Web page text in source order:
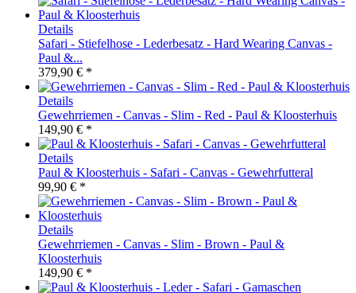
Details
Safari - Stiefelhose - Lederbesatz - Hard Wearing Canvas -
Paul &...
379,90 € *
Details
Gewehrriemen - Canvas - Slim - Red - Paul & Kloosterhuis
149,90 € *
Details
Paul & Kloosterhuis - Safari - Canvas - Gewehrfutteral
99,90 € *
Details
Gewehrriemen - Canvas - Slim - Brown - Paul &
Kloosterhuis
149,90 € *